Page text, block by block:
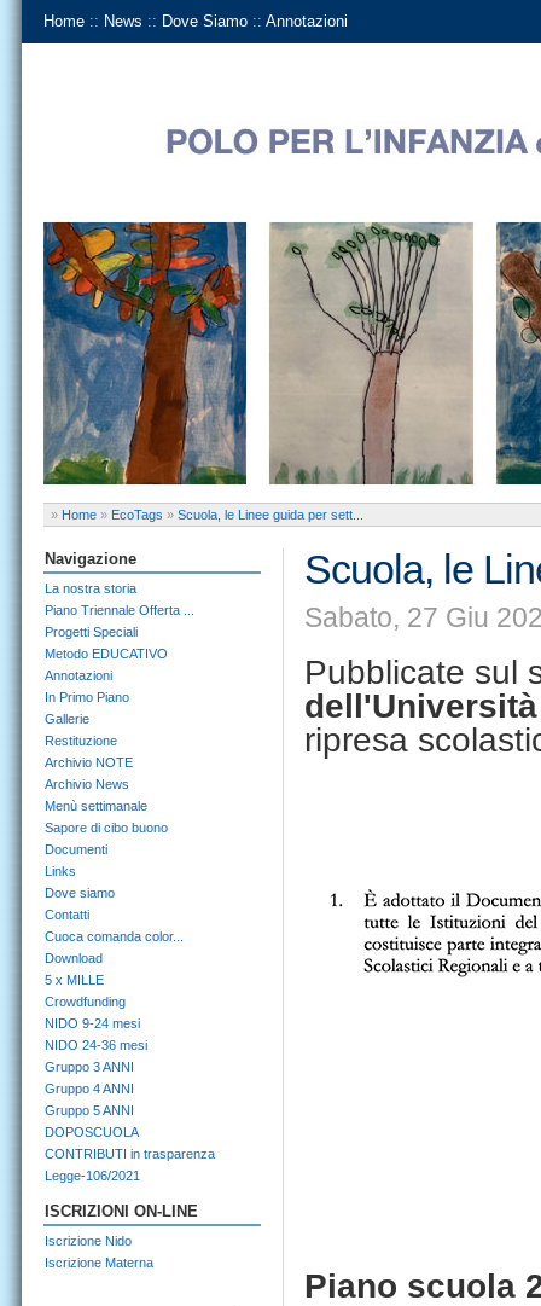
Home :: News :: Dove Siamo :: Annotazioni
» Home » EcoTags » Scuola, le Linee guida per sett...
Scuola, le
Sabato, 27 Giu
Pubblicate sul
ripresa
Piano scuola
Navigazione
La nostra storia
Piano Triennale Offerta ...
Progetti Speciali
Metodo EDUCATIVO
Annotazioni
In Primo Piano
Gallerie
Restituzione
Archivio NOTE
Archivio News
Menù settimanale
Sapore di cibo buono
Documenti
Links
Dove siamo
Contatti
Cuoca comanda color...
Download
5 x MILLE
Crowdfunding
NIDO 9-24 mesi
NIDO 24-36 mesi
Gruppo 3 ANNI
Gruppo 4 ANNI
Gruppo 5 ANNI
DOPOSCUOLA
CONTRIBUTI in trasparenza
Legge-106/2021
ISCRIZIONI ON-LINE
Iscrizione Nido
Iscrizione Materna